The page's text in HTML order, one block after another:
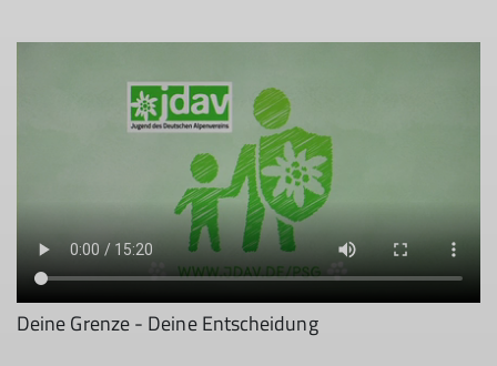
Deine Grenze - Deine Entscheidung